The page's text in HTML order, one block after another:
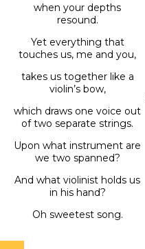
when your depths
resound.
Yet everything that
touches us, me and you,
takes us together like a
violin’s bow,
which draws one voice out
of two separate strings.
Upon what instrument are
we two spanned?
And what violinist holds us
in his hand?
Oh sweetest song.